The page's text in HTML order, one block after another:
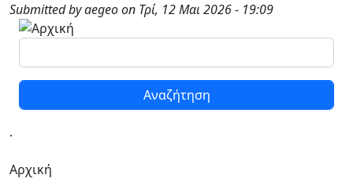
Παράκαμψη προς το κυρίως περιεχόμενο
Submitted byaegeoon Τρί, 12 Μαι 2026 - 19:09
Αναζήτηση
.
Κεντρική πλοήγηση
Αρχική